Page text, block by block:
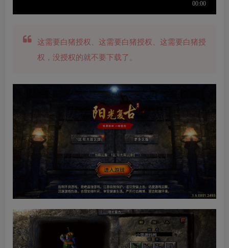
这需要白猪授权、这需要白猪授权、这需要白猪授
权，没授权的就不要下载了。